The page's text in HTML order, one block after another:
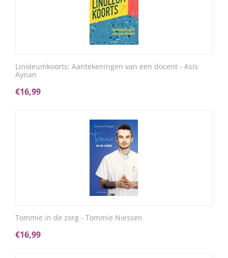
Linoleumkoorts: Aantekeningen van een docent - Asis
Aynan
€16,99
Tommie in de zorg - Tommie Niessen
€16,99